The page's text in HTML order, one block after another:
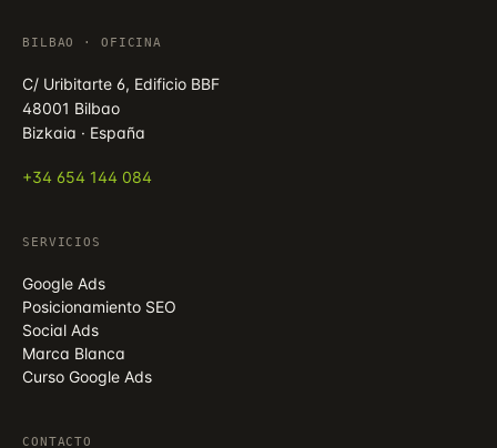
BILBAO · OFICINA
C/ Uribitarte 6, Edificio BBF
48001 Bilbao
Bizkaia · España
+34 654 144 084
SERVICIOS
Google Ads
Posicionamiento SEO
Social Ads
Marca Blanca
Curso Google Ads
CONTACTO